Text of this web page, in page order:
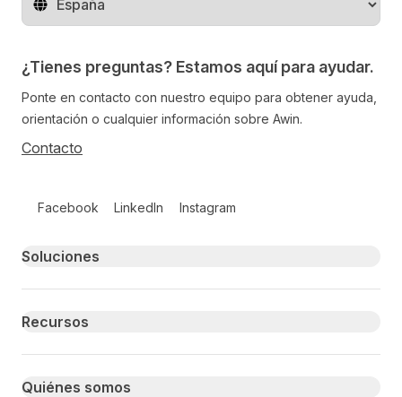
Cambiar de región
¿Tienes preguntas? Estamos aquí para ayudar.
Ponte en contacto con nuestro equipo para obtener ayuda,
orientación o cualquier información sobre Awin.
Contacto
Facebook LinkedIn Instagram
Primary footer navigation
Soluciones
Recursos
Quiénes somos